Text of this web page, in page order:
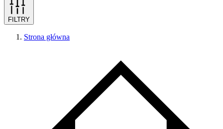
FILTRY
Strona główna